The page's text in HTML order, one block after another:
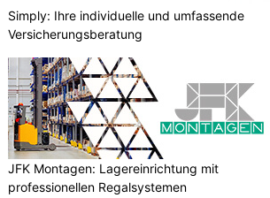
Simply: Ihre individuelle und umfassende
Versicherungsberatung
JFK Montagen: Lagereinrichtung mit
professionellen Regalsystemen